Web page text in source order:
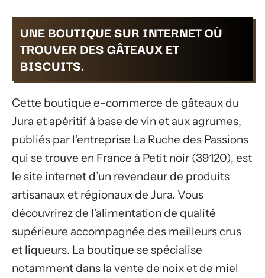
UNE BOUTIQUE SUR INTERNET OÙ
TROUVER DES GÂTEAUX ET
BISCUITS.
Cette boutique e-commerce de gâteaux du
Jura et apéritif à base de vin et aux agrumes,
publiés par l’entreprise La Ruche des Passions
qui se trouve en France à Petit noir (39120), est
le site internet d’un revendeur de produits
artisanaux et régionaux de Jura. Vous
découvrirez de l’alimentation de qualité
supérieure accompagnée des meilleurs crus
et liqueurs. La boutique se spécialise
notamment dans la vente de noix et de miel